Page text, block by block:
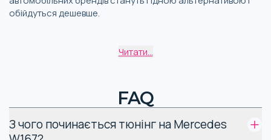
обійдуться дешевше.
Особливості різних видів
Модель W167 випускається з 2018 року (2021-го був
рестайлінг). Цей компактний кросовер SUV відноситься
Mercedes W167 може торкатися:
Читати...
FAQ
З чого починається тюнінг на Mercedes